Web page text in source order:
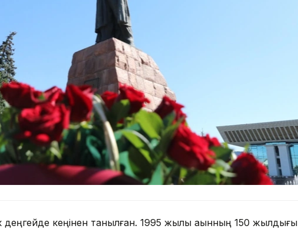
деңгейде кеңінен танылған. 1995 жылы ақынның 150 жылдығы